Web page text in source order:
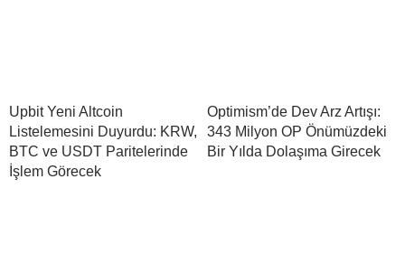
Upbit Yeni Altcoin
Listelemesini Duyurdu: KRW,
BTC ve USDT Paritelerinde
İşlem Görecek
Optimism’de Dev Arz Artışı:
343 Milyon OP Önümüzdeki
Bir Yılda Dolaşıma Girecek